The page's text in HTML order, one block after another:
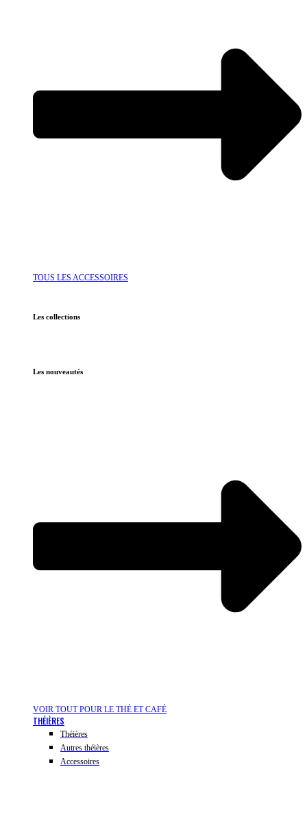
TOUS LES ACCESSOIRES
Les collections
Les nouveautés
VOIR TOUT POUR LE THÉ ET CAFÉ
THÉIÈRES
Théières
Autres théières
Accessoires